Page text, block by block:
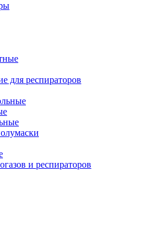
для респираторов
и респираторов